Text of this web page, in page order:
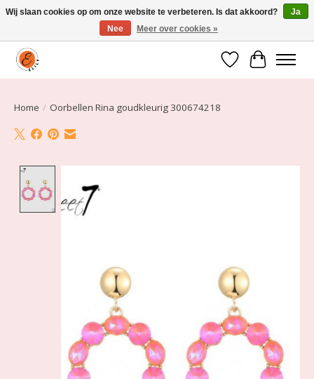
Elily is er om jou te laten stralen! Mode vanaf maat 34 t/m 54
Verlanglijst
Home / Oorbellen Rina goudkleurig 300674218
Wij slaan cookies op om onze website te verbeteren. Is dat akkoord?
Ja
Nee
Meer over cookies »